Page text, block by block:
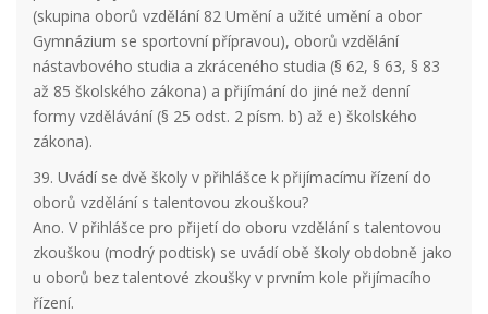
(skupina oborů vzdělání 82 Umění a užité umění a obor
Gymnázium se sportovní přípravou), oborů vzdělání
nástavbového studia a zkráceného studia (§ 62, § 63, § 83
až 85 školského zákona) a přijímání do jiné než denní
formy vzdělávání (§ 25 odst. 2 písm. b) až e) školského
zákona).
39. Uvádí se dvě školy v přihlášce k přijímacímu řízení do
oborů vzdělání s talentovou zkouškou?
Ano. V přihlášce pro přijetí do oboru vzdělání s talentovou
zkouškou (modrý podtisk) se uvádí obě školy obdobně jako
u oborů bez talentové zkoušky v prvním kole přijímacího
řízení.